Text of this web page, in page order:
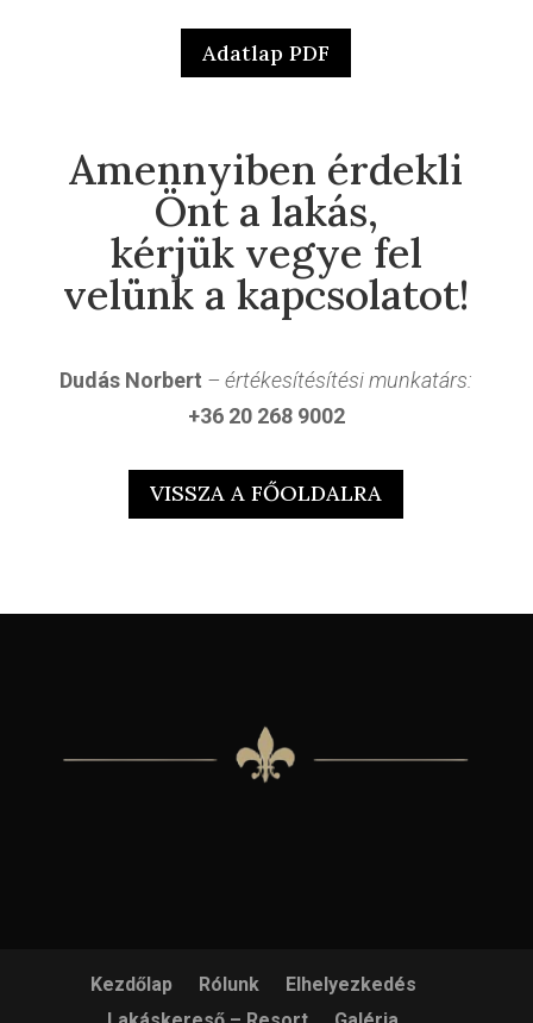
Adatlap PDF
Amennyiben érdekli
Önt a lakás,
kérjük vegye fel
velünk a kapcsolatot!
Dudás Norbert – értékesítésítési munkatárs:
+36 20 268 9002
VISSZA A FŐOLDALRA
Kezdőlap Rólunk
Elhelyezkedés